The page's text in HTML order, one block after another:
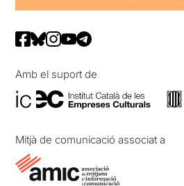
Amb el suport de
Mitjà de comunicació associat a